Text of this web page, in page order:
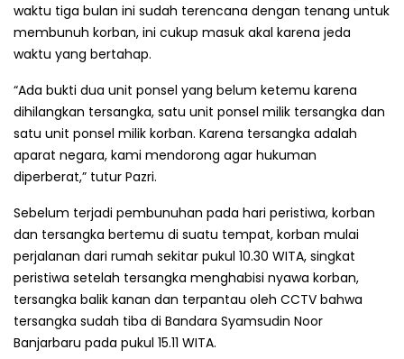
waktu tiga bulan ini sudah terencana dengan tenang untuk
membunuh korban, ini cukup masuk akal karena jeda
waktu yang bertahap.
“Ada bukti dua unit ponsel yang belum ketemu karena
dihilangkan tersangka, satu unit ponsel milik tersangka dan
satu unit ponsel milik korban. Karena tersangka adalah
aparat negara, kami mendorong agar hukuman
diperberat,” tutur Pazri.
Sebelum terjadi pembunuhan pada hari peristiwa, korban
dan tersangka bertemu di suatu tempat, korban mulai
perjalanan dari rumah sekitar pukul 10.30 WITA, singkat
peristiwa setelah tersangka menghabisi nyawa korban,
tersangka balik kanan dan terpantau oleh CCTV bahwa
tersangka sudah tiba di Bandara Syamsudin Noor
Banjarbaru pada pukul 15.11 WITA.